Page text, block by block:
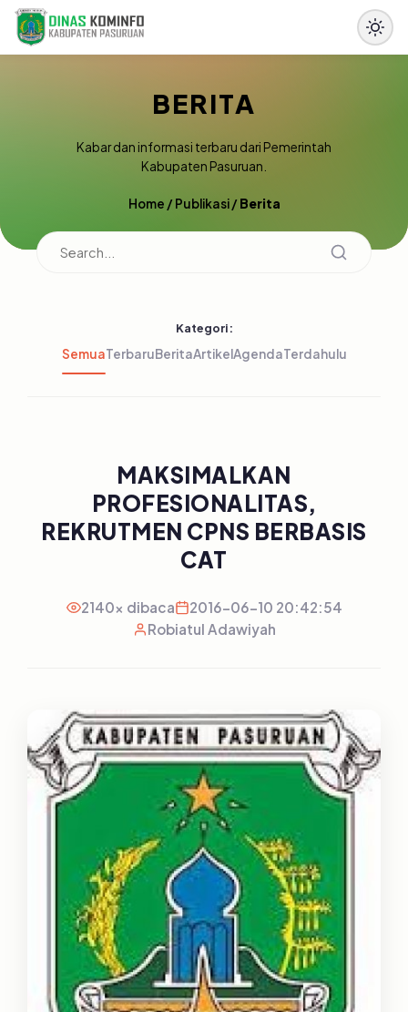
BERITA
Kabar dan informasi terbaru dari Pemerintah
Kabupaten Pasuruan.
Home /Publikasi/Berita
Kategori:
SemuaTerbaruBeritaArtikelAgendaTerdahulu
MAKSIMALKAN
PROFESIONALITAS,
REKRUTMEN CPNS BERBASIS
CAT
2140x dibaca
2016-06-10 20:42:54
Robiatul Adawiyah